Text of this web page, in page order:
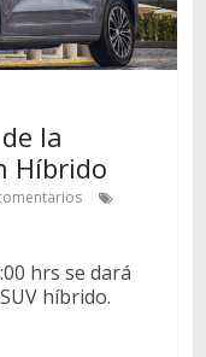
la
Híbrido
hrs se dará
híbrido.